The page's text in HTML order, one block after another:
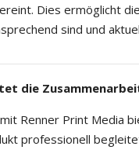
Dies ermöglicht
sind und
die
Renner Print Media
professionell